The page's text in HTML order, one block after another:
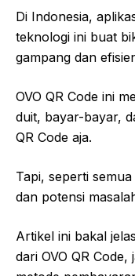
Di Indonesia,
teknologi ini buat
gampang dan
OVO QR Code ini
duit, bayar-bayar,
QR Code aja.
Tapi, seperti
dan potensi
Artikel ini bakal
dari OVO QR